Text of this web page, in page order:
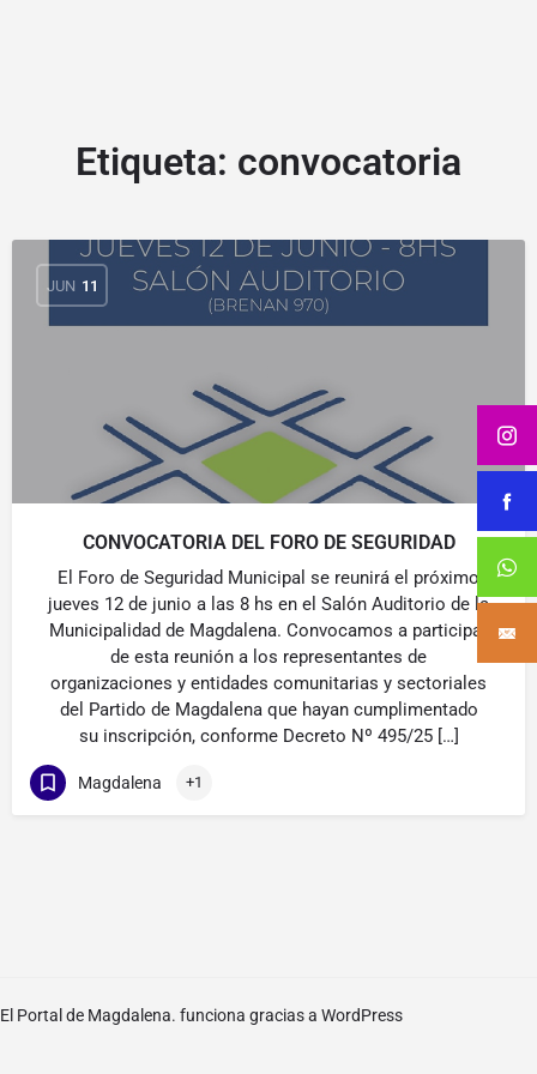
Etiqueta: convocatoria
JUN 11
CONVOCATORIA DEL FORO DE SEGURIDAD
El Foro de Seguridad Municipal se reunirá el próximo
jueves 12 de junio a las 8 hs en el Salón Auditorio de la
Municipalidad de Magdalena. Convocamos a participar
de esta reunión a los representantes de
organizaciones y entidades comunitarias y sectoriales
del Partido de Magdalena que hayan cumplimentado
su inscripción, conforme Decreto Nº 495/25 […]
Magdalena +1
El Portal de Magdalena. funciona gracias a WordPress